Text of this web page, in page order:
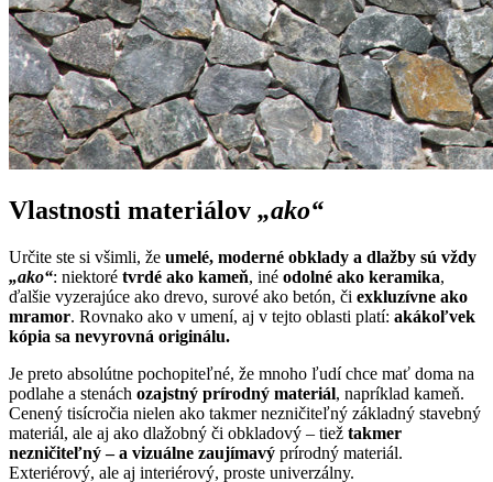
Vlastnosti materiálov „ako“
Určite ste si všimli, že umelé, moderné obklady a dlažby sú vždy
„ako“: niektoré tvrdé ako kameň, iné odolné ako keramika,
ďalšie vyzerajúce ako drevo, surové ako betón, či exkluzívne ako
mramor. Rovnako ako v umení, aj v tejto oblasti platí: akákoľvek
kópia sa nevyrovná originálu.
Je preto absolútne pochopiteľné, že mnoho ľudí chce mať doma na
podlahe a stenách ozajstný prírodný materiál, napríklad kameň.
Cenený tisícročia nielen ako takmer nezničiteľný základný stavebný
materiál, ale aj ako dlažobný či obkladový – tiež takmer
nezničiteľný – a vizuálne zaujímavý prírodný materiál.
Exteriérový, ale aj interiérový, proste univerzálny.